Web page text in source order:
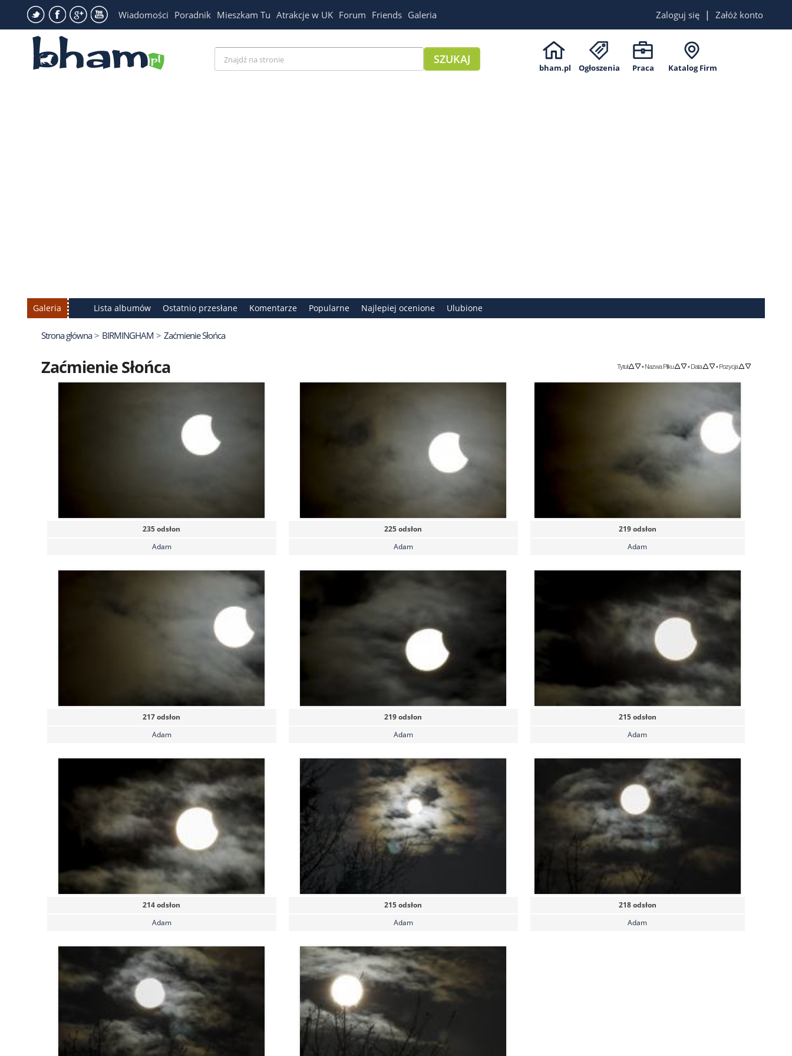
Wiadomości Poradnik Mieszkam Tu Atrakcje w UK Forum Friends Galeria Zaloguj się | Załóż konto
bham.pl Ogłoszenia Praca Katalog Firm
Galeria Lista albumów Ostatnio przesłane Komentarze Popularne Najlepiej ocenione Ulubione
Strona główna> BIRMINGHAM > Zaćmienie Słońca
Zaćmienie Słońca Tytuł •Nazwa Pliku •Data •Pozycja
235 odsłon
Adam
225 odsłon
Adam
219 odsłon
Adam
217 odsłon
Adam
219 odsłon
Adam
215 odsłon
Adam
214 odsłon
Adam
215 odsłon
Adam
218 odsłon
Adam